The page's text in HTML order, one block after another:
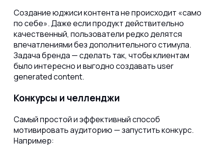
Создание юджиси контента не происходит «само
по себе». Даже если продукт действительно
качественный, пользователи редко делятся
впечатлениями без дополнительного стимула.
Задача бренда — сделать так, чтобы клиентам
было интересно и выгодно создавать user
generated content.
Конкурсы и челленджи
Самый простой и эффективный способ
мотивировать аудиторию — запустить конкурс.
Например: